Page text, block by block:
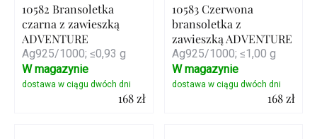
10582 Bransoletka
czarna z zawieszką
ADVENTURE
Ag925/1000; ≤0,93 g
168 zł
W magazynie
10583 Czerwona
bransoletka z
zawieszką ADVENTURE
Ag925/1000; ≤1,00 g
168 zł
W magazynie